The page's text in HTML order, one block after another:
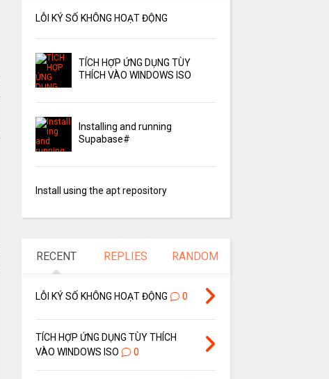
LỖI KÝ SỐ KHÔNG HOẠT ĐỘNG
TÍCH HỢP ỨNG DỤNG TÙY
THÍCH VÀO WINDOWS ISO
Installing and running
Supabase#
Install using the apt repository
RECENT REPLIES RANDOM
LỖI KÝ SỐ KHÔNG HOẠT ĐỘNG 0
TÍCH HỢP ỨNG DỤNG TÙY THÍCH
VÀO WINDOWS ISO
0